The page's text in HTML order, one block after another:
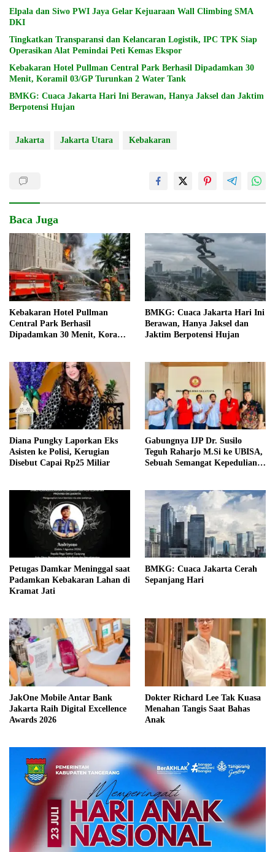
Elpala dan Siwo PWI Jaya Gelar Kejuaraan Wall Climbing SMA
DKI
Tingkatkan Transparansi dan Kelancaran Logistik, IPC TPK Siap
Operasikan Alat Pemindai Peti Kemas Ekspor
Kebakaran Hotel Pullman Central Park Berhasil Dipadamkan 30
Menit, Koramil 03/GP Turunkan 2 Water Tank
BMKG: Cuaca Jakarta Hari Ini Berawan, Hanya Jaksel dan Jaktim
Berpotensi Hujan
Jakarta Jakarta Utara Kebakaran
Baca Juga
Kebakaran Hotel Pullman
Central Park Berhasil
Dipadamkan 30 Menit, Koramil
BMKG: Cuaca Jakarta Hari Ini
Berawan, Hanya Jaksel dan
Jaktim Berpotensi Hujan
Diana Pungky Laporkan Eks
Asisten ke Polisi, Kerugian
Disebut Capai Rp25 Miliar
Gabungnya IJP Dr. Susilo
Teguh Raharjo M.Si ke UBISA,
Sebuah Semangat Kepedulian
Petugas Damkar Meninggal saat
Padamkan Kebakaran Lahan di
Kramat Jati
BMKG: Cuaca Jakarta Cerah
Sepanjang Hari
JakOne Mobile Antar Bank
Jakarta Raih Digital Excellence
Awards 2026
Dokter Richard Lee Tak Kuasa
Menahan Tangis Saat Bahas
Anak